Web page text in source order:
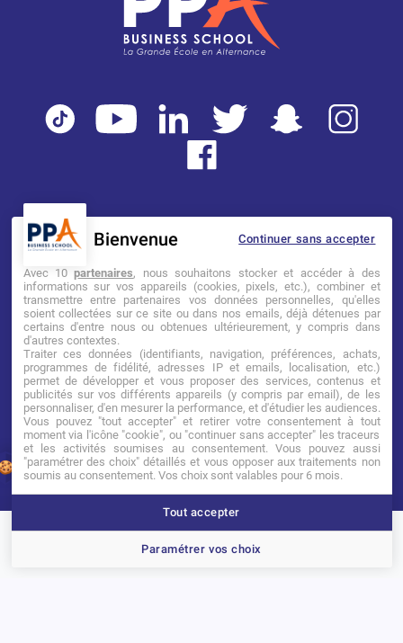
Mentions légales Tarifs CGI
Établissement d’Enseignement
Supérieur Technique Privé
Dernière mise à jour : Novembre 2025
Portes ouvertes
Continuer sans accepter
Bienvenue
Avec 10partenaires, nous souhaitons stocker et accéder à des
informations sur vos appareils (cookies, pixels, etc.), combiner et
transmettre entre partenaires vos données personnelles, qu'elles
soient collectées sur ce site ou dans nos emails, déjà détenues par
certains d'entre nous ou obtenues ultérieurement, y compris dans
d'autres contextes.
Traiter ces données (identifiants, navigation, préférences, achats,
programmes de fidélité, adresses IP et emails, localisation, etc.)
permet de développer et vous proposer des services, contenus et
publicités sur vos différents appareils (y compris par email), de les
personnaliser, d'en mesurer la performance, et d'étudier les audiences.
Vous pouvez "tout accepter" et retirer votre consentement à tout
moment via l'icône "cookie", ou "continuer sans accepter" les traceurs
et les activités soumises au consentement. Vous pouvez aussi
"paramétrer des choix" détaillés et vous opposer aux traitements non
soumis au consentement. Vos choix sont valables pour 6 mois.
Paramétrer vos choix
Tout accepter
1